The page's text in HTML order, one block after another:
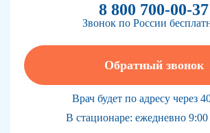
8 800 700-00-37
Звонок по России
Обратный звонок
Врач будет по адресу через
В стационаре: ежедневно